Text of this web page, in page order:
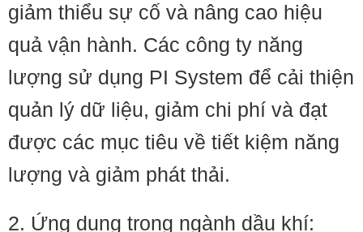
giảm thiểu sự cố và nâng cao hiệu
quả vận hành. Các công ty năng
lượng sử dụng PI System để cải thiện
quản lý dữ liệu, giảm chi phí và đạt
được các mục tiêu về tiết kiệm năng
lượng và giảm phát thải.
2. Ứng dụng trong ngành dầu khí: